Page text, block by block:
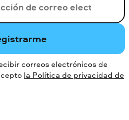
correos electrónicos de
la Política de privacidad de